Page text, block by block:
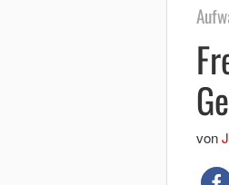
von